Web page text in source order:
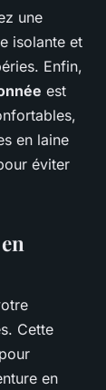
une
isolante et
Enfin,
est
en laine
éviter
Cette
en